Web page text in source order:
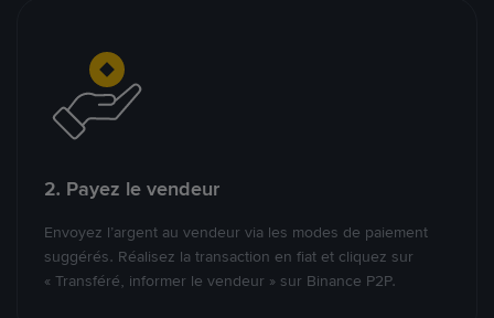
2. Payez le vendeur
Envoyez l’argent au vendeur via les modes de paiement
suggérés. Réalisez la transaction en fiat et cliquez sur
« Transféré, informer le vendeur » sur Binance P2P.